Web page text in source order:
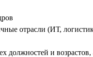
отрасли (ИТ,
должностей и